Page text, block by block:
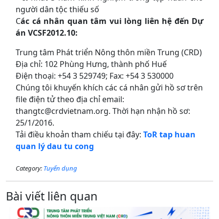
người dân tộc thiếu số
Các cá nhân quan tâm vui lòng liên hệ đến Dự
án VCSF2012.10:
Trung tâm Phát triển Nông thôn miền Trung (CRD)
Địa chỉ: 102 Phùng Hưng, thành phố Huế
Điện thoại: +54 3 529749; Fax: +54 3 530000
Chúng tôi khuyến khích các cá nhân gửi hồ sơ trên
file điện tử theo địa chỉ email:
thangtc@crdvietnam.org. Thời hạn nhận hồ sơ:
25/1/2016.
Tải điều khoản tham chiếu tại đây: ToR tap huan
quan lý dau tu cong
Category: Tuyển dụng
Bài viết liên quan